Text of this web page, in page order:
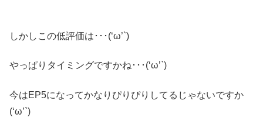
しかしこの低評価は･･･(‘ω’`)
やっぱりタイミングですかね･･･(‘ω’`)
今はEP5になってかなりぴりぴりしてるじゃないですか
(‘ω’`)